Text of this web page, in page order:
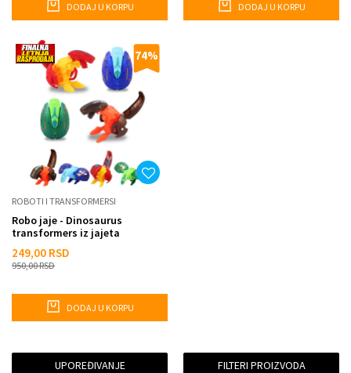
DODAJ U KORPU DODAJ U KORPU
74%
ROBOTI I TRANSFORMERSI
Robo jaje - Dinosaurus
transformers iz jajeta
249,00 RSD
950,00RSD
DODAJ U KORPU
UPOREĐIVANJE FILTERI PROIZVODA